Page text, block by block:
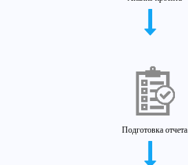
Подготовка отчета